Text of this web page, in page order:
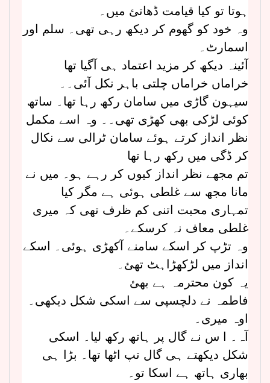
ہوتا تو کیا قیامت ڈھاتئ میں۔
وہ خود کو گھوم کر دیکھ رہی تھی۔ سلم اور
اسمارٹ۔
آئینہ دیکھ کر مزید اعتماد ہی آگیا تھا
خراماں خراماں چلتی باہر نکل آئی۔۔
سیہون گاڑی میں سامان رکھ رہا تھا۔ ساتھ
کوئی لڑکی بھی کھڑی تھی۔۔ وہ اسے مکمل
نظر انداز کرتے ہوئے سامان ٹرالی سے نکال
کر ڈگی میں رکھ رہا تھا
تم مجھے نظر انداز کیوں کر رہے ہو۔ میں نے
مانا مجھ سے غلطی ہوئی ہے مگر کیا
تمہاری محبت اتنی کم ظرف تھی کہ میری
غلطی معاف نہ کرسکے۔
وہ تڑپ کر اسکے سامنے آکھڑی ہوئی۔ اسکے
انداز میں لڑکھڑاہٹ تھئ۔
یہ کون محترمہ ہے بھئ
فاطمہ نے دلچسپی سے اسکی شکل دیکھی۔
اوہ میری۔
آہ۔ ا س نے گال پر ہاتھ رکھ لیا۔ اسکی
شکل دیکھتے ہی گال تپ اٹھا تھا۔ بڑا ہی
بھاری ہاتھ ہے اسکا تو۔